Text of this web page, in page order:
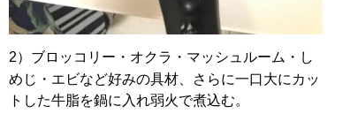
2）ブロッコリー・オクラ・マッシュルーム・し
めじ・エビなど好みの具材、さらに一口大にカッ
トした牛脂を鍋に入れ弱火で煮込む。